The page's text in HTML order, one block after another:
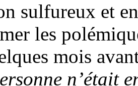
sulfureux et
les
mois
n’était